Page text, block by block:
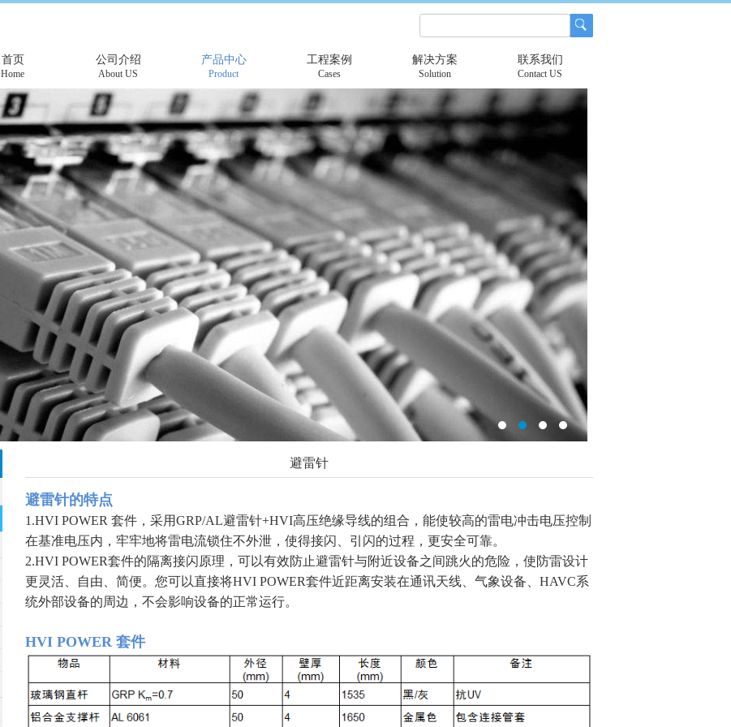
首页
Home
公司介绍
About US
产品中心
Product
工程案例
Cases
解决方案
Solution
联系我们
Contact US
避雷针
避雷针的特点
1.HVI POWER 套件，采用GRP/AL避雷针+HVI高压绝缘导线的组合，能使较高的雷电冲击电压控制
在基准电压内，牢牢地将雷电流锁住不外泄，使得接闪、引闪的过程，更安全可靠。
2.HVI POWER套件的隔离接闪原理，可以有效防止避雷针与附近设备之间跳火的危险，使防雷设计
更灵活、自由、简便。您可以直接将HVI POWER套件近距离安装在通讯天线、气象设备、HAVC系
统外部设备的周边，不会影响设备的正常运行。
HVI POWER 套件